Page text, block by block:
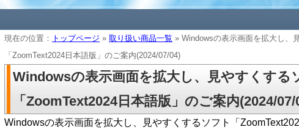
現在の位置： トップページ » 取り扱い商品一覧 » Windowsの表示画面を拡大し、
「ZoomText2024日本語版」のご案内(2024/07/04)
Windowsの表示画面を拡大し、見やすくする
「ZoomText2024日本語版」のご案内(2024/07/
Windowsの表示画面を拡大し、見やすくするソフト「